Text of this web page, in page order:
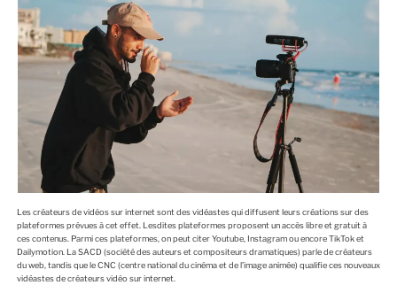
Les créateurs de vidéos sur internet sont des vidéastes qui diffusent leurs créations sur des
plateformes prévues à cet effet. Lesdites plateformes proposent un accès libre et gratuit à
ces contenus. Parmi ces plateformes, on peut citer Youtube, Instagram ou encore TikTok et
Dailymotion. La SACD (société des auteurs et compositeurs dramatiques) parle de créateurs
du web, tandis que le CNC (centre national du cinéma et de l’image animée) qualifie ces nouveaux
vidéastes de créateurs vidéo sur internet.